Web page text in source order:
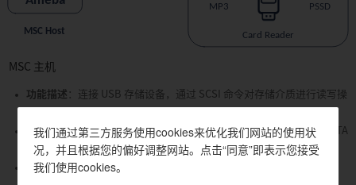
MSC 主机
功能描述 ：连接 USB 存储设备，通过 SCSI 命令对存储介质进行读写操
典型应用：智能电视、车载娱乐系统、工业数据采集终端、嵌入式 OTA
升级系统、NAS 存储设备等
支持的 SDK：FreeRTOS（仅支持 FAT32 设备）、Linux
我们通过第三方服务使用cookies来优化我们网站的使用状
况，并且根据您的偏好调整网站。点击“同意”即表示您接受
我们使用cookies。